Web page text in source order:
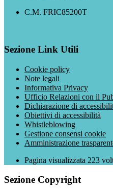
C.M. FRIC85200T
Sezione Link Utili
Cookie policy
Note legali
Informativa Privacy
Ufficio Relazioni con il
Dichiarazione di
Obiettivi di accessibilità
Whistleblowing
Gestione consensi cookie
Amministrazione
Pagina visualizzata 223
Sezione Copyright